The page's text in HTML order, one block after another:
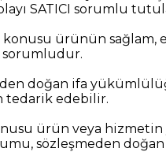
SATICI sorumlu
konusu ürünün
doğan ifa
tedarik edebilir.
ürün veya
sözleşmeden